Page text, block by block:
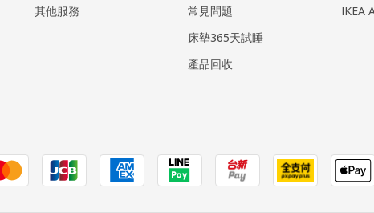
其他服務
常見問題
床墊365天試睡
產品回收
IKEA